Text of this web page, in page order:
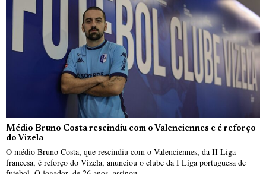
Médio Bruno Costa rescindiu com o Valenciennes e é reforço
do Vizela
O médio Bruno Costa, que rescindiu com o Valenciennes, da II Liga
francesa, é reforço do Vizela, anunciou o clube da I Liga portuguesa de